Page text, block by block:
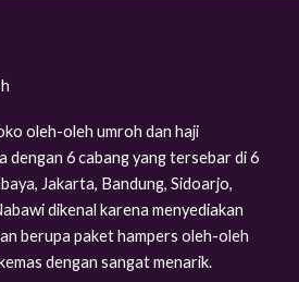
oleh-oleh umroh dan haji
dengan 6 cabang yang tersebar di 6
Jakarta, Bandung, Sidoarjo,
dikenal karena menyediakan
berupa paket hampers oleh-oleh
dengan sangat menarik.